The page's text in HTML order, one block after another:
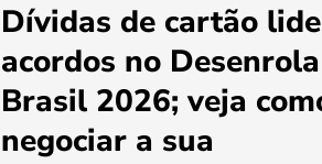
Dívidas de cartão
acordos no Desenrola
Brasil 2026; veja
negociar a sua